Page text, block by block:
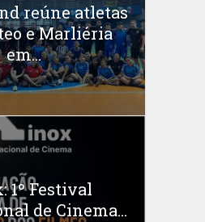
reúne atletas
e Marliéria
em...
1º Festival
de Cinema...